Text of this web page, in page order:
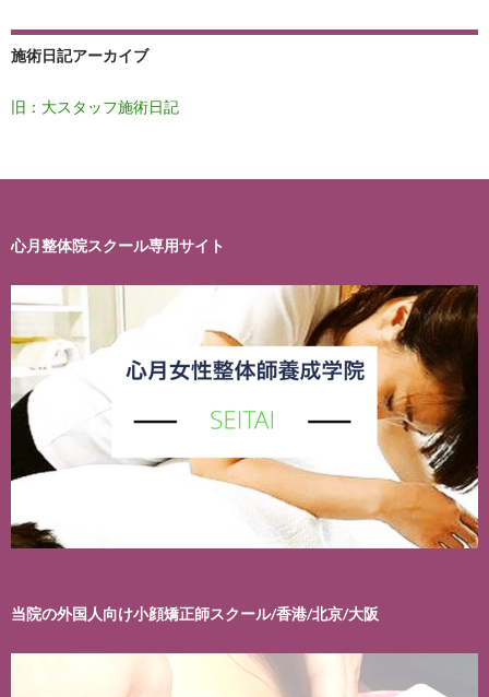
施術日記アーカイブ
旧：大スタッフ施術日記
心月整体院スクール専用サイト
当院の外国人向け小顔矯正師スクール/香港/北京/大阪